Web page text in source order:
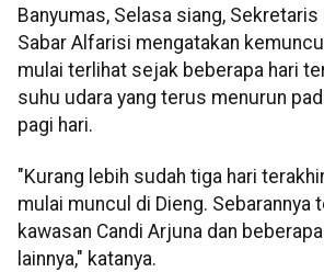
Banyumas, Selasa siang, Sekretaris
Sabar Alfarisi mengatakan
mulai terlihat sejak beberapa hari
suhu udara yang terus menurun
pagi hari.
"Kurang lebih sudah tiga hari
mulai muncul di Dieng. Sebarannya
kawasan Candi Arjuna dan
lainnya," katanya.